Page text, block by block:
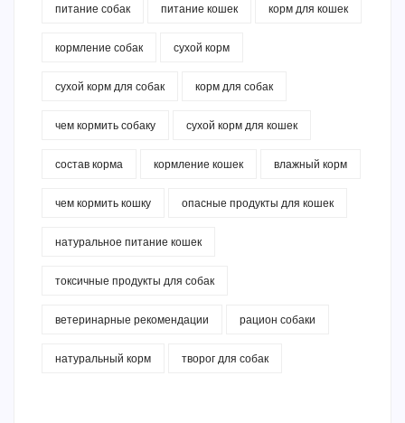
питание собак питание кошек корм для кошек
кормление собак сухой корм
сухой корм для собак корм для собак
чем кормить собаку сухой корм для кошек
состав корма кормление кошек влажный корм
чем кормить кошку опасные продукты для кошек
натуральное питание кошек
токсичные продукты для собак
ветеринарные рекомендации рацион собаки
натуральный корм творог для собак